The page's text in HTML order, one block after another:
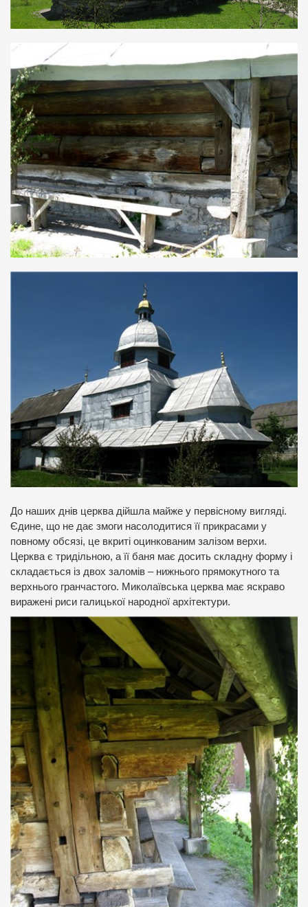
До наших днів церква дійшла майже у первісному вигляді.
Єдине, що не дає змоги насолодитися її прикрасами у
повному обсязі, це вкриті оцинкованим залізом верхи.
Церква є тридільною, а її баня має досить складну форму і
складається із двох заломів – нижнього прямокутного та
верхнього гранчастого. Миколаївська церква має яскраво
виражені риси галицької народної архітектури.